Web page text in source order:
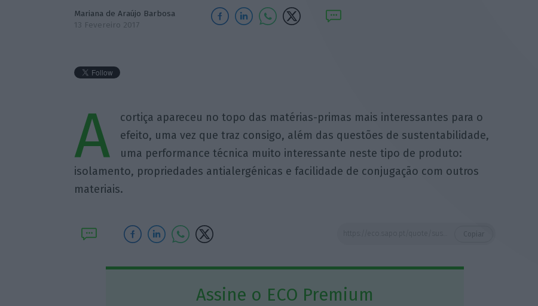
Mariana de Araújo Barbosa
13 Fevereiro 2017
A
cortiça apareceu no topo das matérias-primas mais interessantes para o
efeito, uma vez que traz consigo, além das questões de sustentabilidade,
uma performance técnica muito interessante neste tipo de produto:
isolamento, propriedades antialergénicas e facilidade de conjugação com outros
materiais.
Assine o ECO Premium